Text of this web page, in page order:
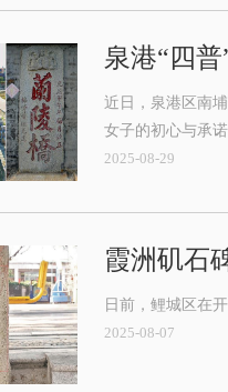
泉港“四
近日，泉港区南
女子的初心与承诺
2025-08-29
霞洲矶石
日前，鲤城区在
2025-08-07